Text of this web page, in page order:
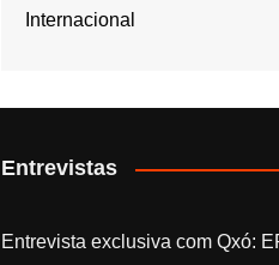
Internacional
Entrevistas
Entrevista exclusiva com Qxó: